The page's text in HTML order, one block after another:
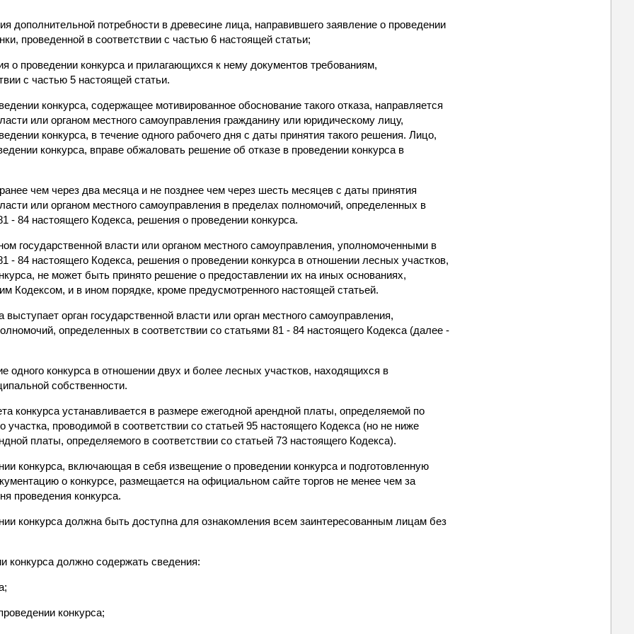
дополнительной потребности в древесине лица, направившего заявление о проведении
проведенной в соответствии с частью 6 настоящей статьи;
о проведении конкурса и прилагающихся к нему документов требованиям,
с частью 5 настоящей статьи.
конкурса, содержащее мотивированное обоснование такого отказа, направляется
или органом местного самоуправления гражданину или юридическому лицу,
конкурса, в течение одного рабочего дня с даты принятия такого решения. Лицо,
конкурса, вправе обжаловать решение об отказе в проведении конкурса в
чем через два месяца и не позднее чем через шесть месяцев с даты принятия
или органом местного самоуправления в пределах полномочий, определенных в
- 84 настоящего Кодекса, решения о проведении конкурса.
государственной власти или органом местного самоуправления, уполномоченными в
- 84 настоящего Кодекса, решения о проведении конкурса в отношении лесных участков,
не может быть принято решение о предоставлении их на иных основаниях,
Кодексом, и в ином порядке, кроме предусмотренного настоящей статьей.
выступает орган государственной власти или орган местного самоуправления,
определенных в соответствии со статьями 81 - 84 настоящего Кодекса (далее -
одного конкурса в отношении двух и более лесных участков, находящихся в
собственности.
конкурса устанавливается в размере ежегодной арендной платы, определяемой по
участка, проводимой в соответствии со статьей 95 настоящего Кодекса (но не ниже
платы, определяемого в соответствии со статьей 73 настоящего Кодекса).
конкурса, включающая в себя извещение о проведении конкурса и подготовленную
о конкурсе, размещается на официальном сайте торгов не менее чем за
проведения конкурса.
конкурса должна быть доступна для ознакомления всем заинтересованным лицам без
конкурса должно содержать сведения:
конкурса;